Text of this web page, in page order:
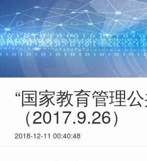
“国家教育管理
（2017.9.26）
2018-12-11 00:40:48